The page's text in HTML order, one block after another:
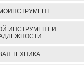
ИНСТРУМЕНТ И
ТЕХНИКА